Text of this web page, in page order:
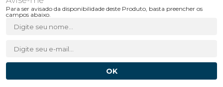
Para ser avisado da disponibilidade deste Produto, basta preencher os
campos abaixo.